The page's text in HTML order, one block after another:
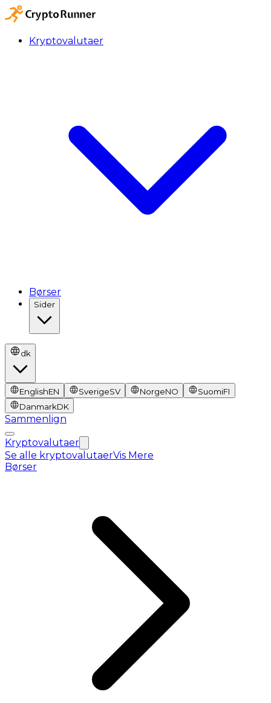
Kryptovalutaer
Børser
Sider
dk
EnglishEN SverigeSV NorgeNO SuomiFI
DanmarkDK
Sammenlign
Kryptovalutaer
Se alle kryptovalutaerVis Mere
Børser